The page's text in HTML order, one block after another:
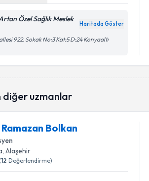
Özel Sağlık Meslek
Haritada Göster
922. Sokak No:3 Kat:5 D:24 Konyaaltı
diğer uzmanlar
Bolkan
, Alaşehir
(12 Değerlendirme)